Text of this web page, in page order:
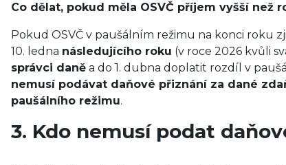
Co dělat, pokud měla OSVČ příjem vyšší než
Pokud OSVČ v paušálním režimu na konci roku
10. ledna následujícího roku (v roce 2026 kvůli
správci daně a do 1. dubna doplatit rozdíl v
nemusí podávat daňové přiznání za dané
paušálního režimu.
3. Kdo nemusí podat